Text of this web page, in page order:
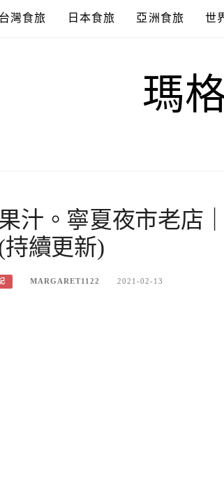
台灣食旅 日本食旅 亞洲食旅 世
瑪
汁。寧夏夜市老店
續更新)
MARGARET1122 2021-02-13